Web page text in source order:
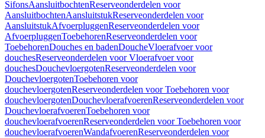
SifonsAansluitbochtenReserveonderdelen voor
AansluitbochtenAansluitstukReserveonderdelen voor
AansluitstukAfvoerpluggenReserveonderdelen voor
AfvoerpluggenToebehorenReserveonderdelen voor
ToebehorenDouches en badenDoucheVloerafvoer voor
douchesReserveonderdelen voor Vloerafvoer voor
douchesDouchevloergotenReserveonderdelen voor
DouchevloergotenToebehoren voor
douchevloergotenReserveonderdelen voor Toebehoren voor
douchevloergotenDouchevloerafvoerenReserveonderdelen voor
DouchevloerafvoerenToebehoren voor
douchevloerafvoerenReserveonderdelen voor Toebehoren voor
douchevloerafvoerenWandafvoerenReserveonderdelen voor